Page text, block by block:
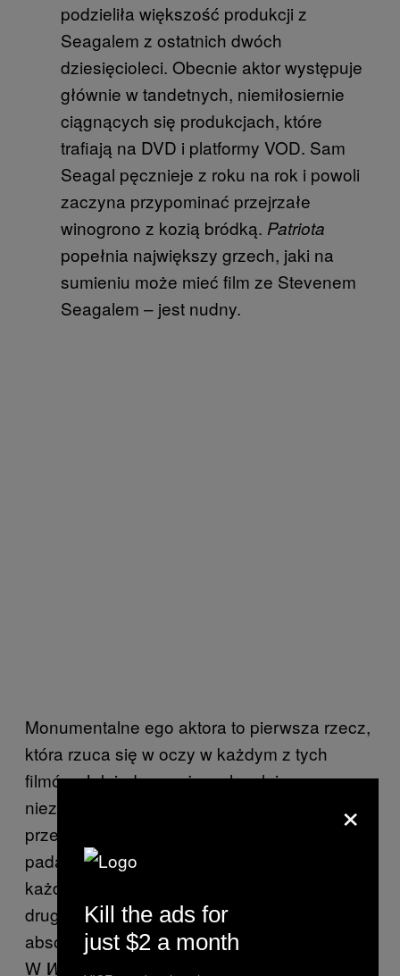
podzieliła większość produkcji z
Seagalem z ostatnich dwóch
dziesięcioleci. Obecnie aktor występuje
głównie w tandetnych, niemiłosiernie
ciągnących się produkcjach, które
trafiają na DVD i platformy VOD. Sam
Seagal pęcznieje z roku na rok i powoli
zaczyna przypominać przejrzałe
winogrono z kozią bródką. Patriota
popełnia największy grzech, jaki na
sumieniu może mieć film ze Stevenem
Seagalem – jest nudny.
Monumentalne ego aktora to pierwsza rzecz,
która rzuca się w oczy w każdym z tych
filmów. Jak jeden mąż wychwalają one
niezliczone umiejętności i przymioty granych
przez Seagala bohaterów i w żadnym nie
pada nawet jedno słowo krytyki. Co więcej, w
każdym z nich przynajmniej kilka
drugoplanowych postaci musi się zachwycić
absolutnie niepojętym geniuszem Seagala.
W Wygrać ze śmiercią
×
Kill the ads for
just $2 a month